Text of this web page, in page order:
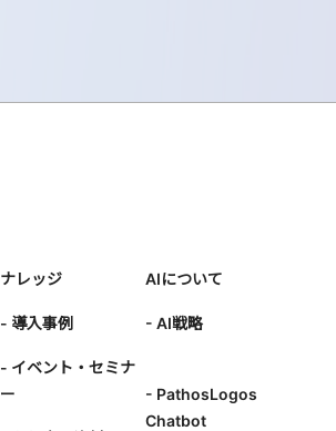
ナレッジ
- 導入事例
- イベント・セミナ
ー
AIについて
- AI戦略
- PathosLogos
Chatbot